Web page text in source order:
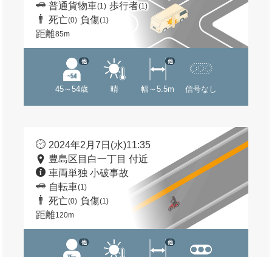
普通貨物車(1) 歩行者(1)
死亡(0) 負傷(1)
距離85m
45～54歳
他
晴 幅～5.5m
他
信号なし
2024年2月7日(水)11:35
豊島区目白一丁目 付近
車両単独 小破事故
自転車(1)
死亡(0) 負傷(1)
距離120m
他 他